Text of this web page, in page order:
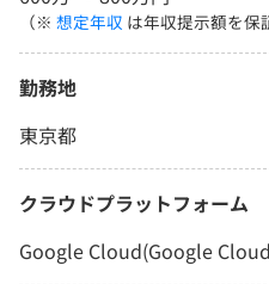
（※ 想定年収 は年収提示額を保
勤務地
東京都
クラウドプラットフォーム
Google Cloud(Google